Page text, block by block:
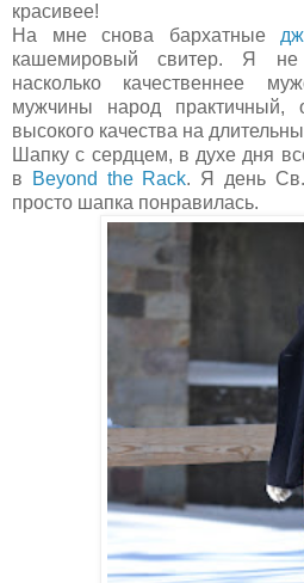
красивее!
На мне снова бархатные
кашемировый свитер. Я не
насколько качественнее
мужчины народ практичный,
высокого качества на
Шапку с сердцем, в духе дня
в
Beyond the Rack. Я день
просто шапка понравилась.